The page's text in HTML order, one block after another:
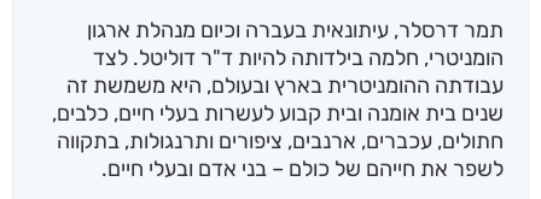
תמר דרסלר, עיתונאית בעברה וכיום מנהלת ארגון
הומניטרי, חלמה בילדותה להיות ד"ר דוליטל. לצד
עבודתה ההומניטרית בארץ ובעולם, היא משמשת זה
שנים בית אומנה ובית קבוע לעשרות בעלי חיים, כלבים,
חתולים, עכברים, ארנבים, ציפורים ותרנגולות, בתקווה
לשפר את חייהם של כולם – בני אדם ובעלי חיים.